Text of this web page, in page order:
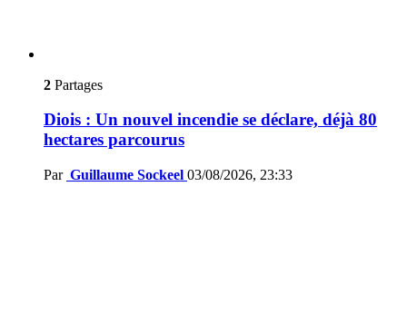
2 Partages
Diois : Un nouvel incendie se déclare, déjà 80
hectares parcourus
Par Guillaume Sockeel 03/08/2026, 23:33